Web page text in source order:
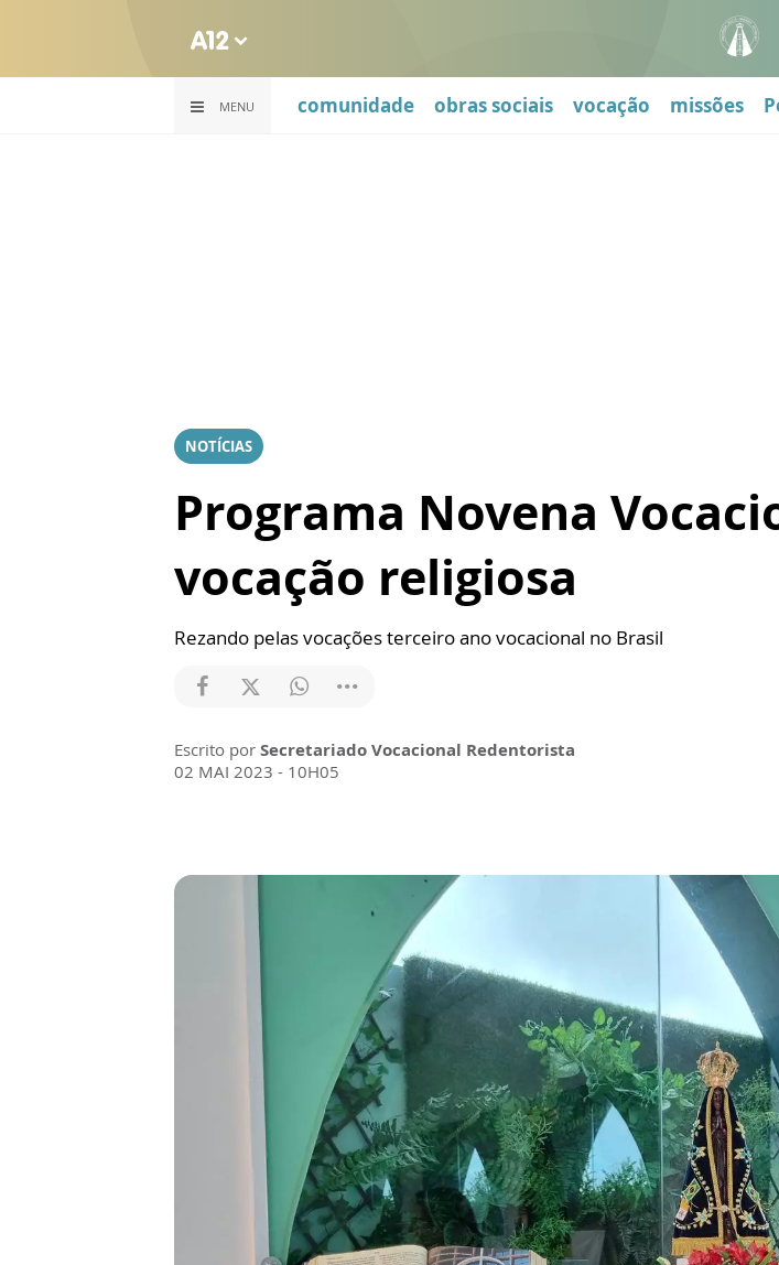
MENU comunidade obras sociais vocação missões
NOTÍCIAS
Programa Novena
vocação religiosa
Rezando pelas vocações terceiro ano vocacional no Brasil
Escrito por Secretariado Vocacional Redentorista
02 MAI 2023 - 10H05